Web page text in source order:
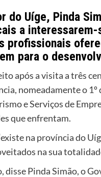
do Uíge, Pinda
a
profissionais
para o
após a visita a três
nomeadamente o
e Serviços de
que enfrentam.
na província do
na sua
disse Pinda Simão, o